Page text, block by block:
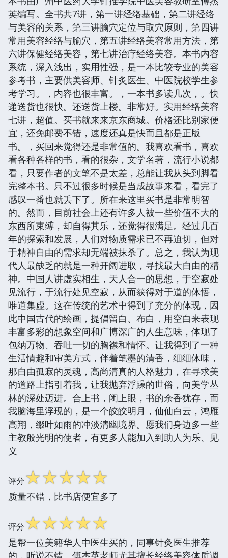
英编写。全书共7讲，第一讲经络基础，第二讲经络
与美容的关系，第三讲腧穴定位与取穴原则，第四讲
常用美容经络与腧穴，第五讲经络美容常用方法，第
六讲保健经络美容，第七讲治疗经络美容。本书内容
系统，深入浅出，实用性强，是一本比较专业的美容
参考书，主要供美容师、针炙医生、中医院校学生参
考学习。，内容也很丰富。，一本书多读几次，。快
递送货也很快。还送货上楼。非常好。实用经络美容
七讲，超值。买书就来来京东商城。价格还比别家便
宜，还免邮费不错，速度还真是快而且都是正版
书。，买回来觉得还是非常值的。我喜欢看书，喜欢
看各种各样的书，看的很杂，文学名著，流行小说都
看，只要作者的文笔不是太差，总能让我从头到脚看
完整本书。只不过很多时候是当成故事来看，看完了
感叹一番也就丢下了。所在来这里买书是非常明智
的。然而，目前社会上还有许多人被一些价值不大的
东西所束缚，却自得其乐，还觉得很满足。经过几百
年的探索和发展，人们对物质需求已不再迫切，但对
于精神自由的需求却无端被抹杀了。总之，我认为现
代人最缺乏的就是一种开阔进取，寻找最大自由的精
神。中国人讲虚实相生，天人合一的思想，于空寂处
见流行，于流行处见空寂，从而获得对于道的体悟，
唯道集虚。这在传统的艺术中得到了充分的体现，因
此中国古代的绘画，提倡留白、布白，用空白来表现
丰富多彩的想象空间和广博深广的人生意味，体现了
包纳万物、吞吐一切的胸襟和情怀。让我得到了一种
生活情趣和审美方式，伴着笔墨的清香，细细体味，
那自由孤寂的灵魂，高尚清真的人格魅力，在寻求美
的道路上指引着我，让我抛弃浮躁的世俗，向美学丛
林的深处迈进。合上书，闭上眼，书的余香犹存，而
我脑海里浮现的，是一个皎皎明月，仙仙白云，鸿雁
高翔，缀叶如雨的冲淡清幽境界。愿我们身边多一些
主教般光明的使者，有更多人能加入到助人为乐、见
义
评分☆☆☆☆☆
质量不错，比书店便宜多了
评分☆☆☆☆☆
是帮一位美籍华人中医生买的，同事针灸医生推荐
的，听说不错。傅杰英老师尤其擅长经络美容体质调